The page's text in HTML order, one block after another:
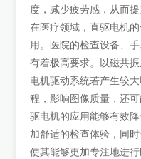
度，减少疲劳感，从而
在医疗领域，直驱电机
用。医院的检查设备、
有着极高要求。以磁共
电机驱动系统若产生较
程，影响图像质量，还
驱电机的应用能够有效
加舒适的检查体验，同
使其能够更加专注地进行